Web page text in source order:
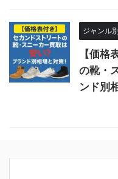
ジャンル
【価格
の靴・
ンド別